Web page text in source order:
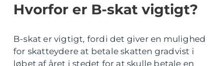
Hvorfor er B-skat vigtigt?
B-skat er vigtigt, fordi det giver en mulighed
for skatteydere at betale skatten gradvist i
løbet af året i stedet for at skulle betale en